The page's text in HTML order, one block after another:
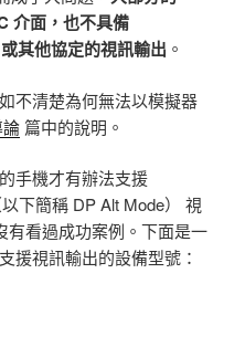
介面，也不具備
其他協定的視訊輸出 。
不清楚為何無法以模擬器
篇中的說明。
手機才有辦法支援
下簡稱 DP Alt Mode） 視
有看過成功案例。下面是一
援視訊輸出的設備型號：